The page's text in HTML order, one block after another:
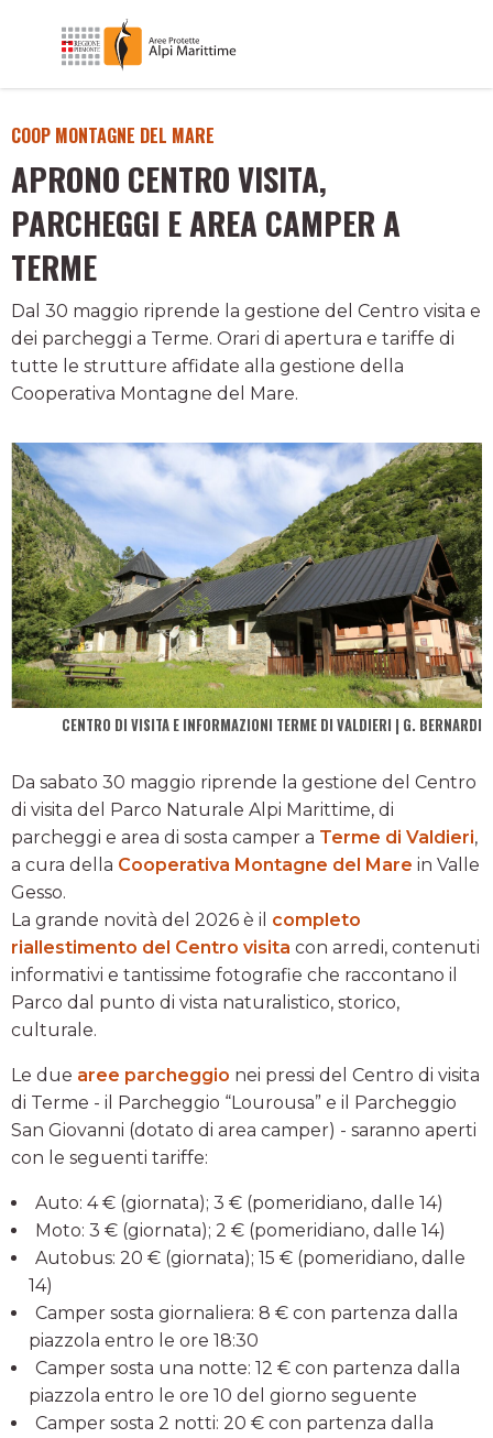
COOP MONTAGNE DEL MARE
APRONO CENTRO VISITA,
PARCHEGGI E AREA CAMPER A
TERME
Dal 30 maggio riprende la gestione del Centro visita e
dei parcheggi a Terme. Orari di apertura e tariffe di
tutte le strutture affidate alla gestione della
Cooperativa Montagne del Mare.
CENTRO DI VISITA E INFORMAZIONI TERME DI VALDIERI | G. BERNARDI
Da sabato 30 maggio riprende la gestione del Centro
di visita del Parco Naturale Alpi Marittime, di
parcheggi e area di sosta camper a Terme di Valdieri,
a cura della Cooperativa Montagne del Mare in Valle
Gesso.
La grande novità del 2026 è il completo
riallestimento del Centro visita con arredi, contenuti
informativi e tantissime fotografie che raccontano il
Parco dal punto di vista naturalistico, storico,
culturale.
Le due aree parcheggio nei pressi del Centro di visita
di Terme - il Parcheggio “Lourousa” e il Parcheggio
San Giovanni (dotato di area camper) - saranno aperti
con le seguenti tariffe:
Auto: 4 € (giornata); 3 € (pomeridiano, dalle 14)
Moto: 3 € (giornata); 2 € (pomeridiano, dalle 14)
Autobus: 20 € (giornata); 15 € (pomeridiano, dalle
14)
Camper sosta giornaliera: 8 € con partenza dalla
piazzola entro le ore 18:30
Camper sosta una notte: 12 € con partenza dalla
piazzola entro le ore 10 del giorno seguente
Camper sosta 2 notti: 20 € con partenza dalla